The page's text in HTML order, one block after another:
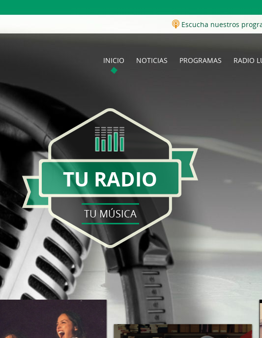
Escucha nuestros
INICIO NOTICIAS PROGRAMAS RADIO
TU RADIO
TU MÚSICA